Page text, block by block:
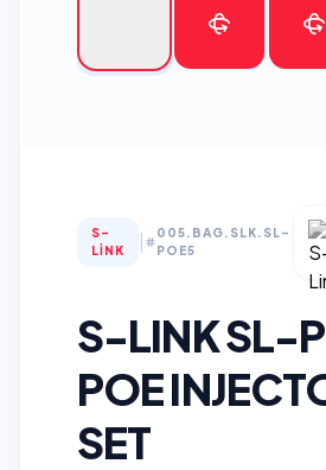
S-
LINK
005.BAG.SLK.SL-
POE5
S-LINK SL-
POE
SET